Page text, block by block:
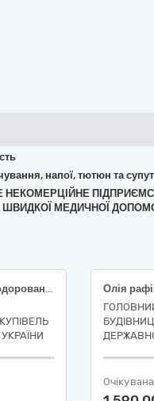
напої, тютюн та
НЕКОМЕРЦІЙНЕ
ШВИДКОЇ МЕДИЧНОЇ
Олія рафінована соняшникова дезодорована виморожена марки «П»